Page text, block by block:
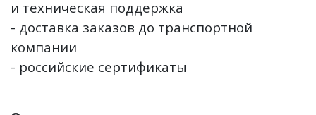
и техническая поддержка
- доставка заказов до транспортной
компании
- российские сертификаты